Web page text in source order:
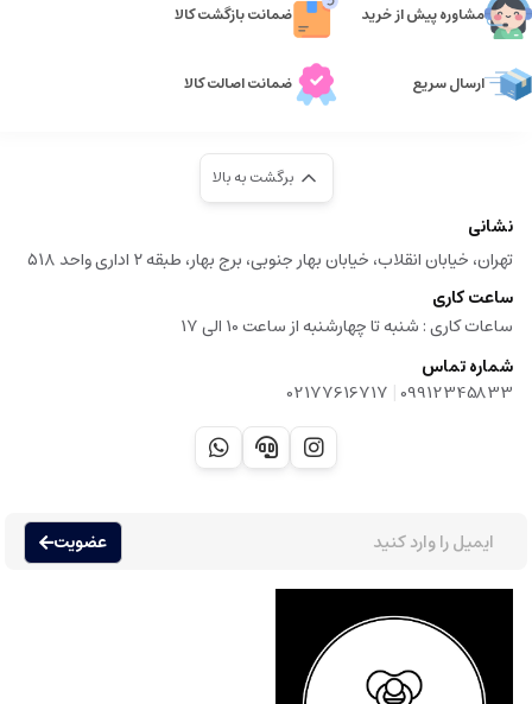
مشاوره پیش از خرید ضمانت بازگشت کالا
ارسال سریع ضمانت اصالت کالا
برگشت به بالا
نشانی
تهران، خیابان انقلاب، خیابان بهار جنوبی، برج بهار، طبقه ۲ اداری واحد ۵۱۸
ساعت کاری
ساعات کاری :‌ شنبه تا چهارشنبه از ساعت 10 الی 17
شماره تماس
09912345833
|
02177616717
عضویت